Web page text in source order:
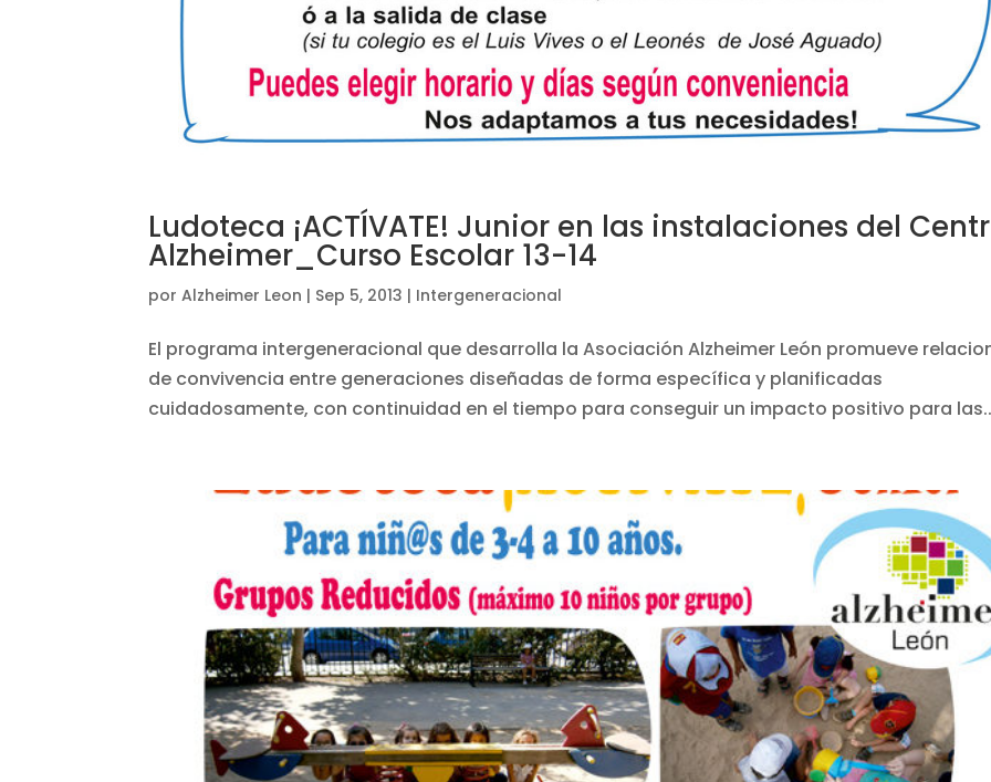
Ludoteca ¡ACTÍVATE! Junior en las instalaciones del
Alzheimer_Curso Escolar 13-14
porAlzheimer Leon | Sep 5, 2013 | Intergeneracional
El programa intergeneracional que desarrolla la Asociación Alzheimer León promueve
de convivencia entre generaciones diseñadas de forma específica y planificadas
cuidadosamente, con continuidad en el tiempo para conseguir un impacto positivo para